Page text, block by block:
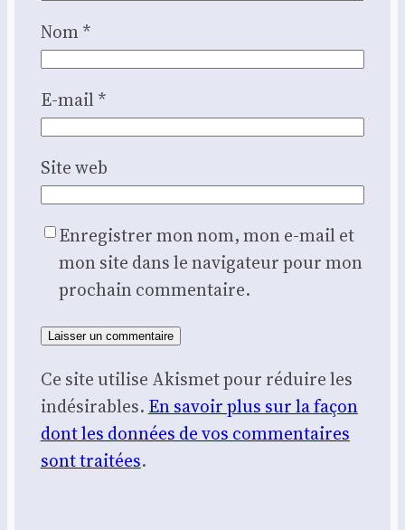
Nom*
E-mail*
Site web
Enregistrer mon nom, mon e-mail et
mon site dans le navigateur pour mon
prochain commentaire.
Ce site utilise Akismet pour réduire les
indésirables. En savoir plus sur la façon
dont les données de vos commentaires
sont traitées.